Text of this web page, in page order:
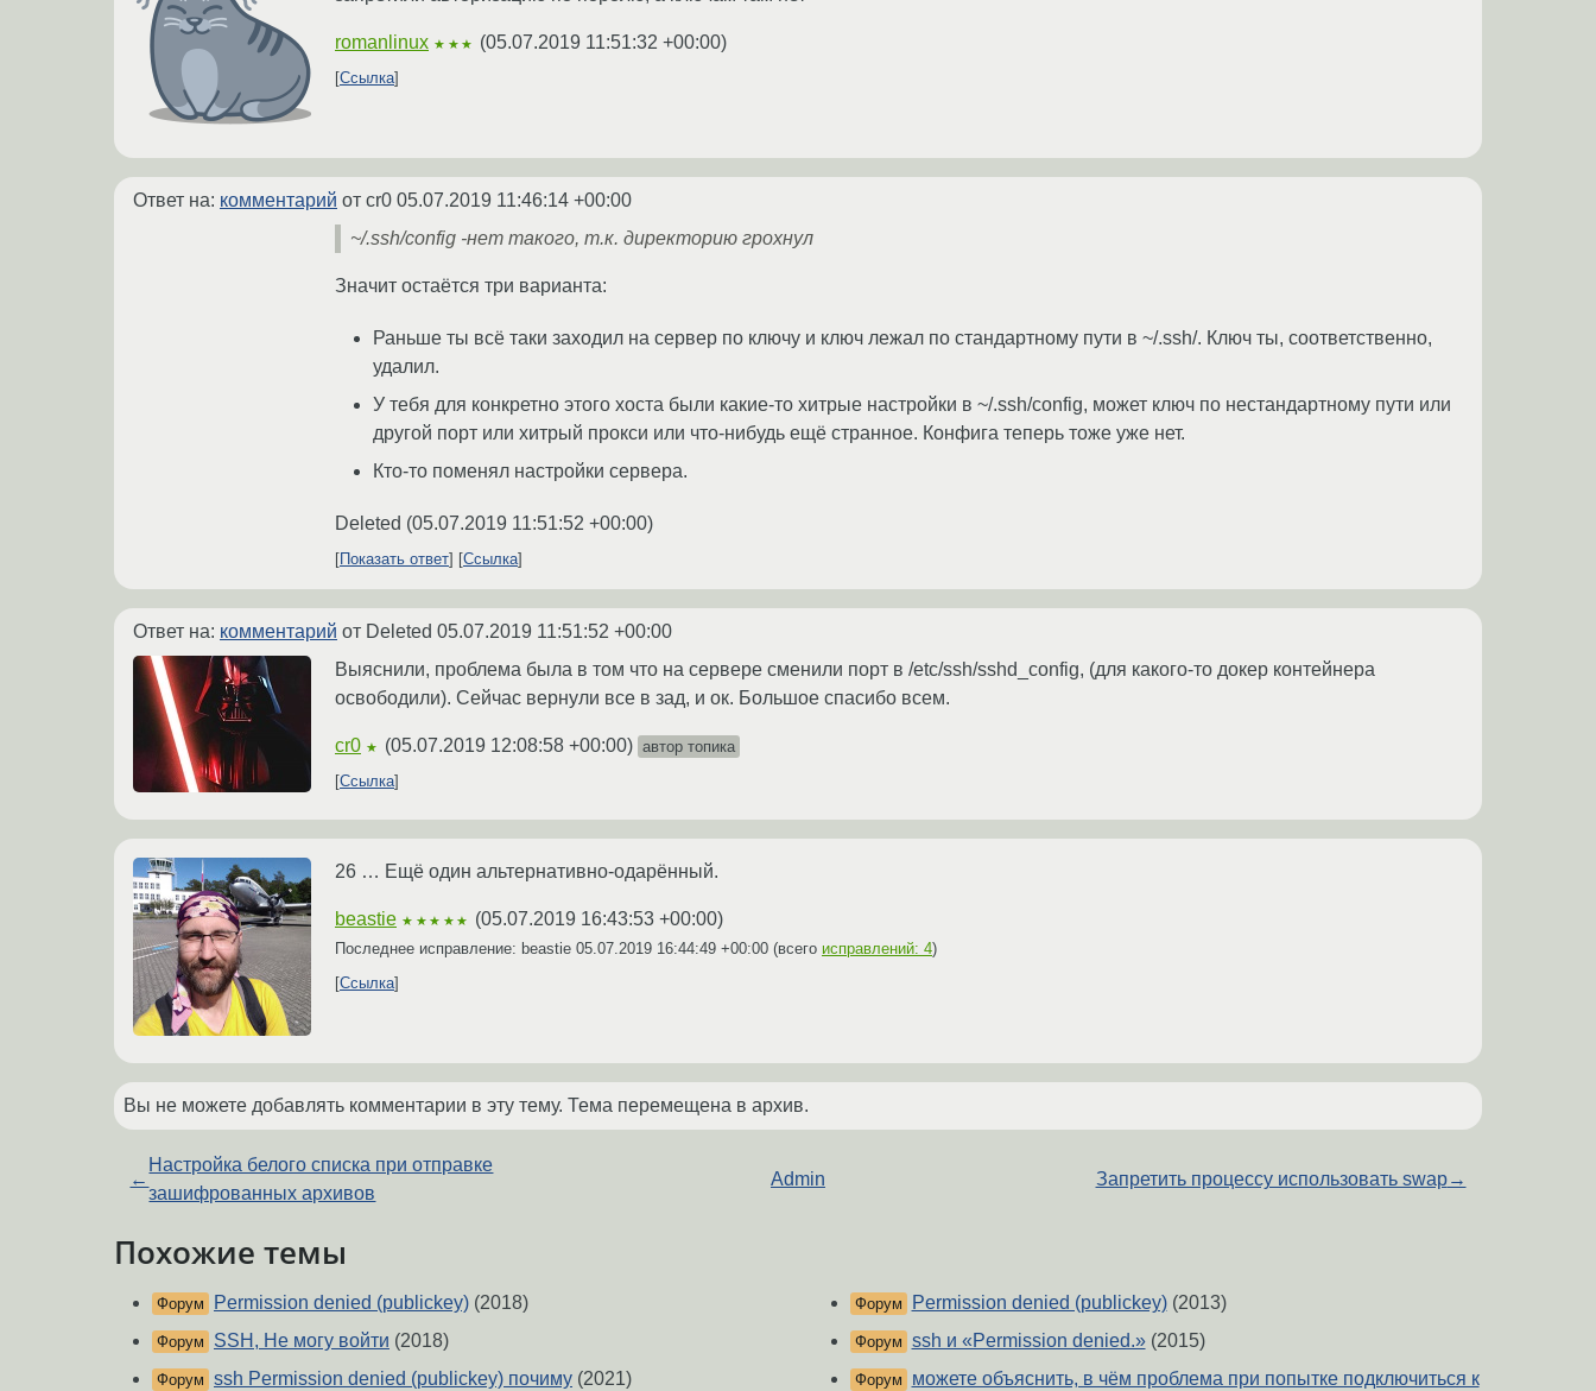
romanlinux ★★★ (05.07.2019 11:51:32 +00:00)
Ссылка
Ответ на: комментарий от cr0 05.07.2019 11:46:14 +00:00
~/.ssh/config -нет такого, т.к. директорию грохнул
Значит остаётся три варианта:
Раньше ты всё таки заходил на сервер по ключу и ключ лежал по стандартному пути в ~/.ssh/. Ключ ты, соответственно,
удалил.
У тебя для конкретно этого хоста были какие-то хитрые настройки в ~/.ssh/config, может ключ по нестандартному пути или
другой порт или хитрый прокси или что-нибудь ещё странное. Конфига теперь тоже уже нет.
Кто-то поменял настройки сервера.
Deleted (05.07.2019 11:51:52 +00:00)
Показать ответ Ссылка
Ответ на: комментарий от Deleted 05.07.2019 11:51:52 +00:00
Выяснили, проблема была в том что на сервере сменили порт в /etc/ssh/sshd_config, (для какого-то докер контейнера
освободили). Сейчас вернули все в зад, и ок. Большое спасибо всем.
cr0 ★ (05.07.2019 12:08:58 +00:00) автор топика
Ссылка
26 … Ещё один альтернативно-одарённый.
beastie ★★★★★ (05.07.2019 16:43:53 +00:00)
Последнее исправление: beastie 05.07.2019 16:44:49 +00:00 (всего исправлений: 4)
Ссылка
Вы не можете добавлять комментарии в эту тему. Тема перемещена в архив.
←
Настройка белого списка при отправке
зашифрованных архивов
Admin Запретить процессу использовать swap→
Похожие темы
Форум Permission denied (publickey) (2018)
Форум SSH, Не могу войти (2018)
Форум ssh Permission denied (publickey) почиму (2021)
Форум Permission denied (publickey)(2013)
Форум ssh и «Permission denied.»(2015)
Форум можете объяснить, в чём проблема при попытке подключиться к